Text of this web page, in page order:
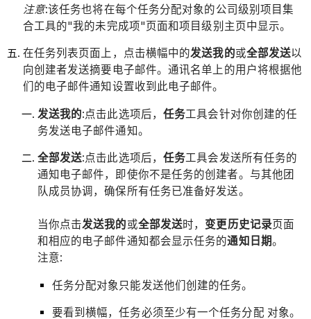
注意:该任务也将在每个任务分配对象的公司级别项目集
合工具的"我的未完成项"页面和项目级别主页中显示。
在任务列表页面上，点击横幅中的发送我的或全部发送以
向创建者发送摘要电子邮件。通讯名单上的用户将根据他
们的电子邮件通知设置收到此电子邮件。
发送我的:点击此选项后， 任务工具会针对你创建的任
务发送电子邮件通知。
全部发送:点击此选项后， 任务工具会发送所有任务的
通知电子邮件，即使你不是任务的创建者。与其他团
队成员协调，确保所有任务已准备好发送。
当你点击发送我的或全部发送时， 变更历史记录页面
和相应的电子邮件通知都会显示任务的通知日期。
注意:
任务分配对象只能发送他们创建的任务。
要看到横幅，任务必须至少有一个任务分配 对象。